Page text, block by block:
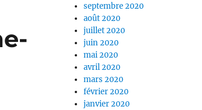
septembre 2020
août 2020
juillet 2020
juin 2020
mai 2020
avril 2020
mars 2020
février 2020
janvier 2020